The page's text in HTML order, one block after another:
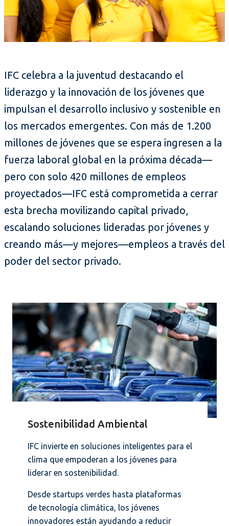
IFC celebra a la juventud destacando el
liderazgo y la innovación de los jóvenes que
impulsan el desarrollo inclusivo y sostenible en
los mercados emergentes. Con más de 1.200
millones de jóvenes que se espera ingresen a la
fuerza laboral global en la próxima década—
pero con solo 420 millones de empleos
proyectados—IFC está comprometida a cerrar
esta brecha movilizando capital privado,
escalando soluciones lideradas por jóvenes y
creando más—y mejores—empleos a través del
poder del sector privado.
Sostenibilidad Ambiental
IFC invierte en soluciones inteligentes para el
clima que empoderan a los jóvenes para
liderar en sostenibilidad.
Desde startups verdes hasta plataformas
de tecnología climática, los jóvenes
innovadores están ayudando a reducir